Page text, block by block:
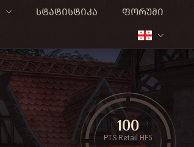
სტატისტიკა
ფორუმი
100
PTS Retail HF5